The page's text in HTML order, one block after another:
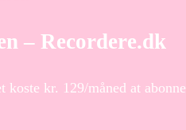
– Recordere.dk
kr. 129/måned at